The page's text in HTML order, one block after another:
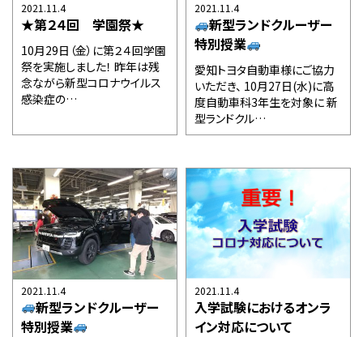
2021.11.4
★第２４回 学園祭★
10月29日（金）に第２４回学園
祭を実施しました！ 昨年は残
念ながら新型コロナウイルス
感染症の…
2021.11.4
新型ランドクルーザー
特別授業
愛知トヨタ自動車様にご協力
いただき、 10月27日(水)に高
度自動車科3年生を対象に 新
型ランドクル…
2021.11.4
新型ランドクルーザー
特別授業
2021.11.4
入学試験におけるオンラ
イン対応について